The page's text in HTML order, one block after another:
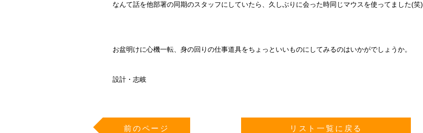
なんて話を他部署の同期のスタッフにしていたら、久しぶりに会った時同じマウスを使ってました(笑)
お盆明けに心機一転、身の回りの仕事道具をちょっといいものにしてみるのはいかがでしょうか。
設計・志岐
前のページ リスト一覧に戻る